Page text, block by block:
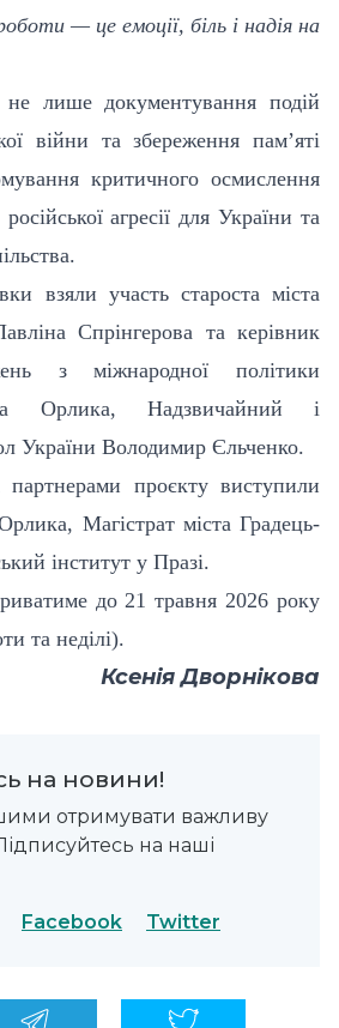
— це емоції, біль і надія на
лише документування подій
війни та збереження пам’яті
критичного осмислення
агресії для України та
взяли участь староста міста
Спрінгерова та керівник
з міжнародної політики
Орлика, Надзвичайний і
України Володимир Єльченко.
партнерами проєкту виступили
Магістрат міста Градець-
інститут у Празі.
до 21 травня 2026 року
та неділі).
Ксенія Дворнікова
на новини!
отримувати важливу
на наші
Facebook Twitter